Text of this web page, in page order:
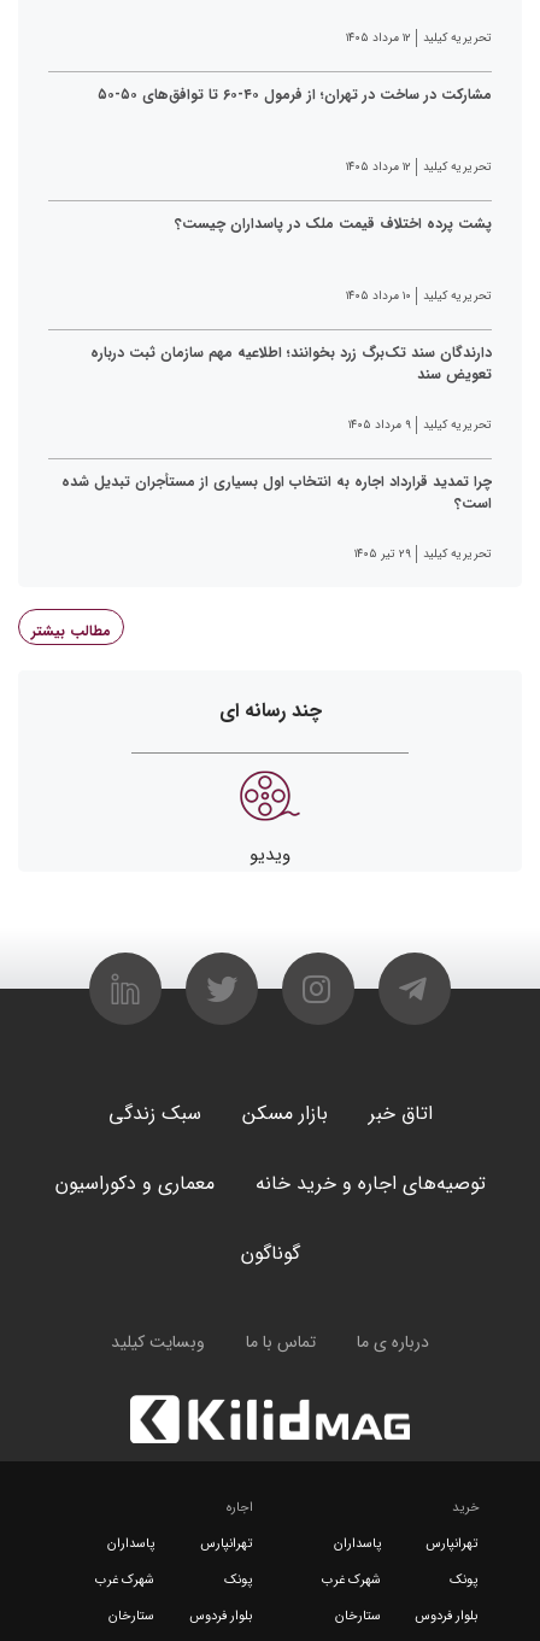
تحریریه کیلید ۱۲ مرداد ۱۴۰۵
مشارکت در ساخت در تهران؛ از فرمول ۴۰-۶۰ تا توافق‌های ۵۰-۵۰
تحریریه کیلید ۱۲ مرداد ۱۴۰۵
پشت پرده اختلاف قیمت ملک در پاسداران چیست؟
تحریریه کیلید ۱۰ مرداد ۱۴۰۵
دارندگان سند تک‌برگ زرد بخوانند؛ اطلاعیه مهم سازمان ثبت درباره
تعویض سند
تحریریه کیلید ۹ مرداد ۱۴۰۵
چرا تمدید قرارداد اجاره به انتخاب اول بسیاری از مستأجران تبدیل شده
است؟
تحریریه کیلید ۲۹ تیر ۱۴۰۵
مطالب بیشتر
چند رسانه ای
ویدیو
اتاق خبر بازار مسکن سبک زندگی
توصیه‌های اجاره و خرید خانه معماری و دکوراسیون
گوناگون
درباره ی ما تماس با ما وبسایت کیلید
خرید
تهرانپارس
پاسداران
پونک
شهرک غرب
بلوار فردوس
ستارخان
اجاره
تهرانپارس
پاسداران
پونک
شهرک غرب
بلوار فردوس
ستارخان